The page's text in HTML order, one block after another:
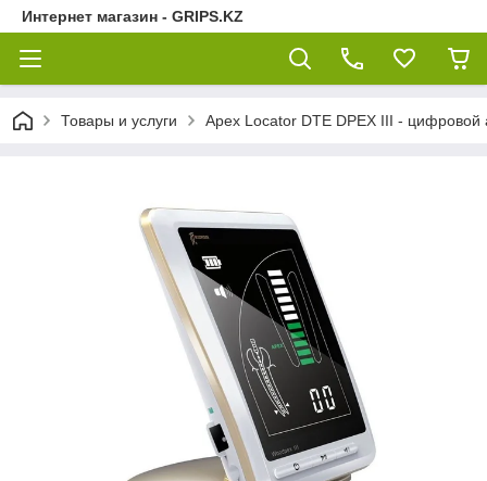
Интернет магазин - GRIPS.KZ
Товары и услуги Apex Locator DTE DPEX III - цифровой